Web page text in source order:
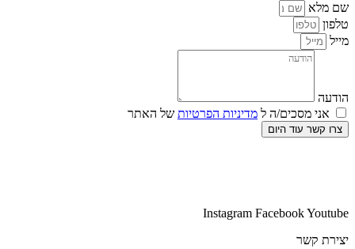
שם מלא
טלפון
מייל
הודעה
אני מסכים/ה ל מדיניות הפרטיות של האתר
צרו קשר עוד היום
Instagram FacebookYoutube
יצירת קשר